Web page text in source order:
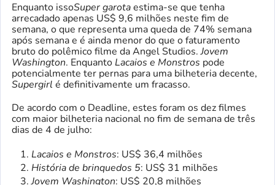
Enquanto issoSuper garotaestima-se que tenha
arrecadado apenas US$ 9,6 milhões neste fim de
semana, o que representa uma queda de 74% semana
após semana e é ainda menor do que o faturamento
bruto do polêmico filme da Angel Studios.Jovem
Washington. Enquanto Lacaios e Monstros pode
potencialmente ter pernas para uma bilheteria decente,
Supergirl é definitivamente um fracasso.
De acordo com o Deadline, estes foram os dez filmes
com maior bilheteria nacional no fim de semana de três
dias de 4 de julho:
Lacaios e Monstros: US$ 36,4 milhões
História de brinquedos 5: US$ 31 milhões
Jovem Washington: US$ 20,8 milhões